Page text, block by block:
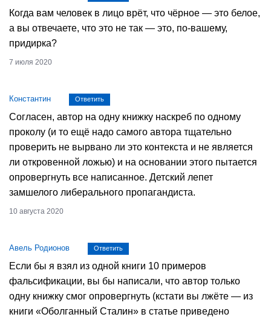
Когда вам человек в лицо врёт, что чёрное — это белое,
а вы отвечаете, что это не так — это, по-вашему,
придирка?
7 июля 2020
Константин Ответить
Согласен, автор на одну книжку наскреб по одному
проколу (и то ещё надо самого автора тщательно
проверить не вырвано ли это контекста и не является
ли откровенной ложью) и на основании этого пытается
опровергнуть все написанное. Детский лепет
замшелого либерального пропагандиста.
10 августа 2020
Авель Родионов Ответить
Если бы я взял из одной книги 10 примеров
фальсификации, вы бы написали, что автор только
одну книжку смог опровергнуть (кстати вы лжёте — из
книги «Оболганный Сталин» в статье приведено